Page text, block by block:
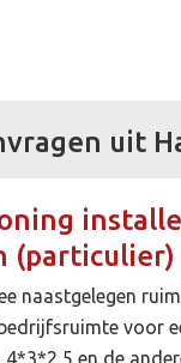
uit
(particulier)
naastgelegen
voor
4*3*2,5 en de